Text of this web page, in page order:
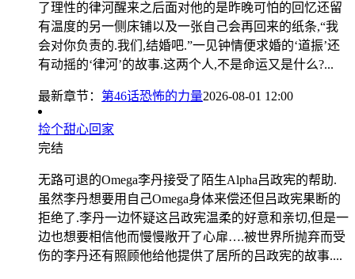
了理性的律河醒来之后面对他的是昨晚可怕的回忆还留
有温度的另一侧床铺以及一张自己会再回来的纸条,“我
会对你负责的.我们,结婚吧.”一见钟情便求婚的‘道振’还
有动摇的‘律河’的故事.这两个人,不是命运又是什么?...
最新章节： 第46话恐怖的力量2026-08-01 12:00
捡个甜心回家
完结
无路可退的Omega李丹接受了陌生Alpha吕政宪的帮助.
虽然李丹想要用自己Omega身体来偿还但吕政宪果断的
拒绝了.李丹一边怀疑这吕政宪温柔的好意和亲切,但是一
边也想要相信他而慢慢敞开了心扉….被世界所抛弃而受
伤的李丹还有照顾他给他提供了居所的吕政宪的故事....